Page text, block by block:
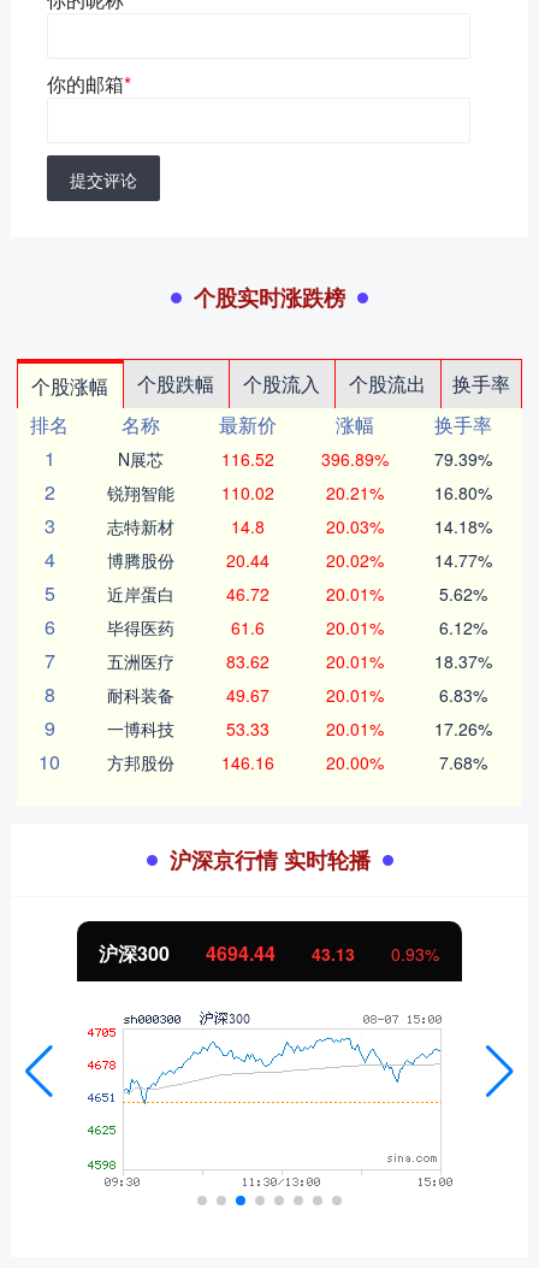
你的邮箱*
提交评论
个股实时涨跌榜
个股涨幅 个股跌幅 个股流入 个股流出
换手率
排名
名称 最新价 涨幅
换手率
1
N展芯 116.52 396.89% 79.39%
2 锐翔智能 110.02 20.21% 16.80%
3 志特新材 14.8 20.03% 14.18%
4 博腾股份 20.44 20.02% 14.77%
5 近岸蛋白 46.72 20.01% 5.62%
6 毕得医药 61.6 20.01% 6.12%
7 五洲医疗 83.62 20.01% 18.37%
8 耐科装备 49.67 20.01% 6.83%
9 一博科技 53.33 20.01% 17.26%
10 方邦股份 146.16 20.00% 7.68%
沪深京行情 实时轮播
北证50 1134.24 11.37 1.01%